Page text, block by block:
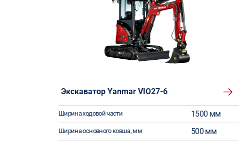
Экскаватор Yanmar VIO27-6
Ширина ходовой части 1500 мм
Ширина основного ковша, мм 500 мм